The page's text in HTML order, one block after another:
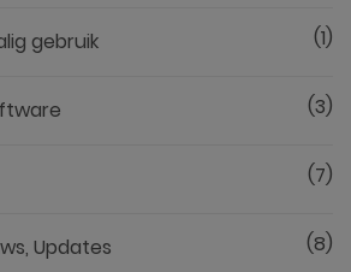
gebruik (1)
(3)
(7)
Updates (8)